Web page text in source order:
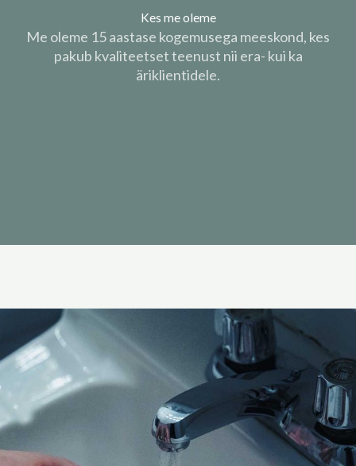
Kes me oleme
Me oleme 15 aastase kogemusega meeskond, kes
pakub kvaliteetset teenust nii era- kui ka
äriklientidele.